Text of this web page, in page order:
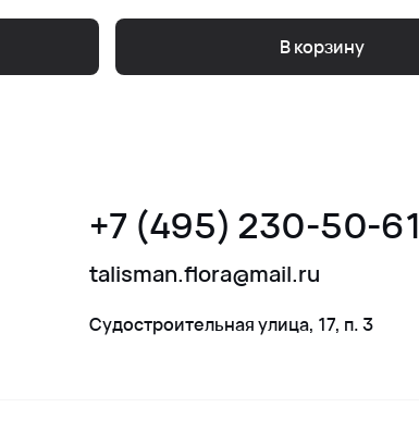
В корзину
+7 (495) 230-50-61
talisman.flora@mail.ru
Судостроительная улица, 17, п. 3